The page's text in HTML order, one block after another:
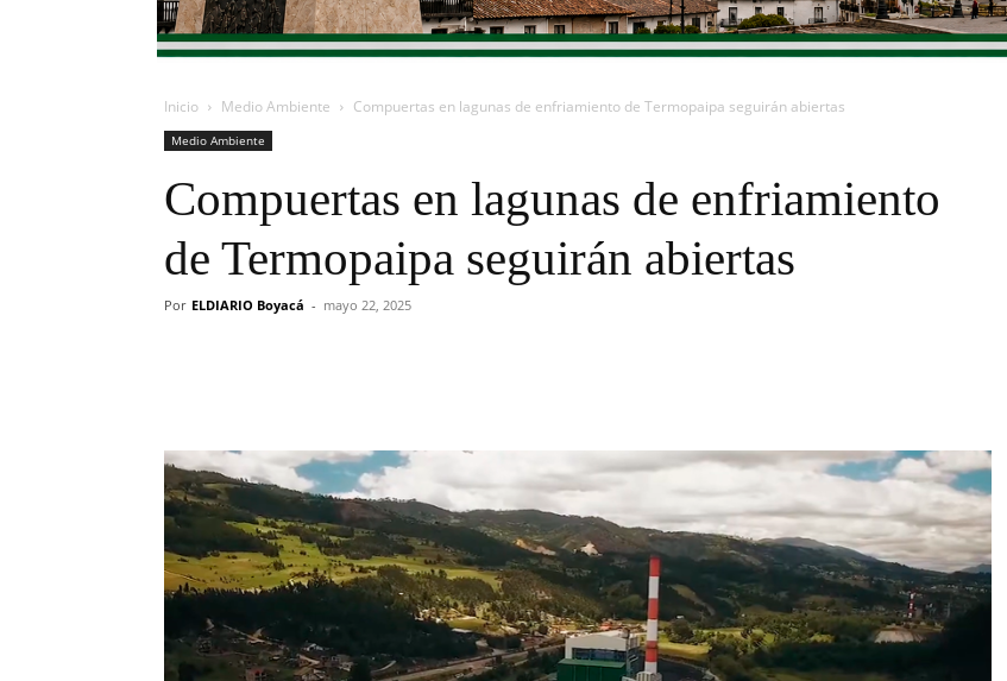
Inicio Medio Ambiente Compuertas en lagunas de enfriamiento de Termopaipa seguirán abiertas
Medio Ambiente
Compuertas en lagunas de enfriamiento
de Termopaipa seguirán abiertas
Por ELDIARIO Boyacá - mayo 22, 2025